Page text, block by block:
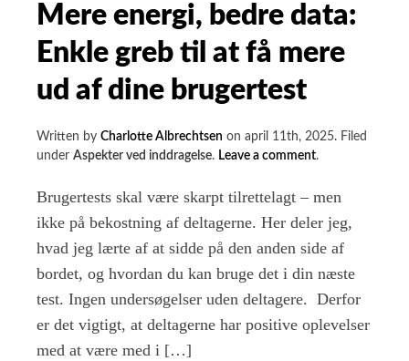
Mere energi, bedre data:
Enkle greb til at få mere
ud af dine brugertest
Written by Charlotte Albrechtsen on april 11th, 2025. Filed
under Aspekter ved inddragelse. Leave a commenton
energi,
data:
Enkle
greb
at
få
.
Brugertests skal være skarpt tilrettelagt – men
ikke på bekostning af deltagerne. Her deler jeg,
hvad jeg lærte af at sidde på den anden side af
bordet, og hvordan du kan bruge det i din næste
test. Ingen undersøgelser uden deltagere. Derfor
er det vigtigt, at deltagerne har positive oplevelser
med at være med i […]